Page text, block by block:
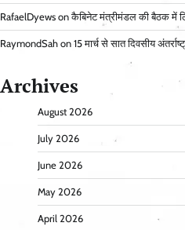
RafaelDyews onकैबिनेट मंत्रीमंडल की बैठक में
RaymondSah on 15 मार्च से सात दिवसीय
Archives
August 2026
July 2026
June 2026
May 2026
April 2026